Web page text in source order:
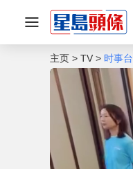
主页 TV 时事台